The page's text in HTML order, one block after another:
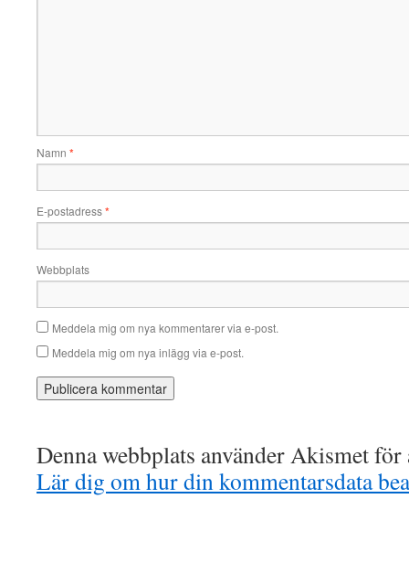
Namn *
E-postadress*
Webbplats
Meddela mig om nya kommentarer via e-post.
Meddela mig om nya inlägg via e-post.
Denna webbplats använder Akismet
Lär dig om hur din kommentarsdata